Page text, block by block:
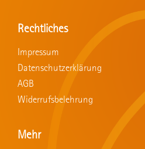
Rechtliches
Impressum
Datenschutzerklärung
AGB
Widerrufsbelehrung
Mehr